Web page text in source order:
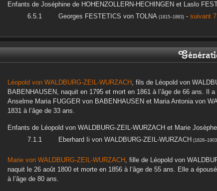
Enfants de Joséphine de HOHENZOLLERN-HECHINGEN et Laslo
Georges FESTETICS von TOLNA(1815–1883)- suivant
Léopold von WALDBURG-ZEIL-WURZACH , fils de Léopold von
BABENHAUSEN, naquit en 1795 et mort en 1861 à l’âge de 66 ans. Il a
Anselme MariaFUGGER von BABENHAUSEN et Maria Antoniavon
1831 à l’âge de 33 ans.
Enfants de Léopold von WALDBURG-ZEIL-WURZACH et Marie Josèphe
Eberhard Ii von WALDBURG-ZEIL-WURZACH (1828–1903
Marie von WALDBURG-ZEIL-WURZACH , fille de Léopold von
naquit le 26 août 1800 et morte en 1856 à l’âge de 55 ans. Elle a épousé
à l’âge de 80 ans.